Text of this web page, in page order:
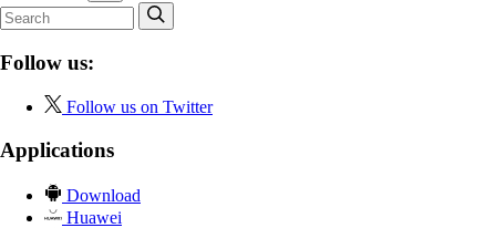
Follow us:
Follow us on Twitter
Applications
Download
Huawei